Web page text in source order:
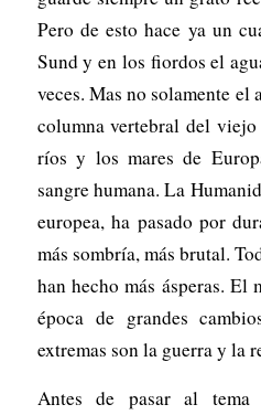
Pero de esto hace ya un
Sund y en los fiordos el
veces. Mas no solamente
columna vertebral del
ríos y los mares de
sangre humana. La
europea, ha pasado por
más sombría, más brutal.
han hecho más ásperas. El
época de grandes
extremas son la guerra y la
Antes de pasar al